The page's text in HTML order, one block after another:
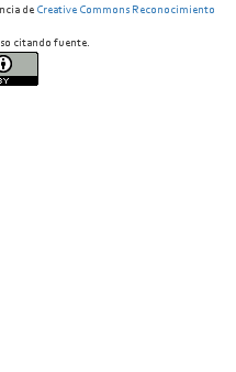
de Creative Commons Reconocimiento
citando fuente.